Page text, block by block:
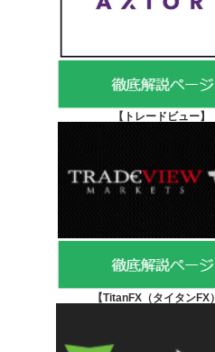
【 トレードビュー】
【TitanFX（タイタンFX）